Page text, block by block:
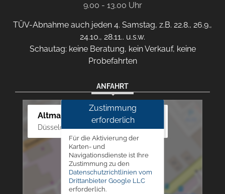
9.00 - 13.00 Uhr
TÜV-Abnahme auch jeden 4. Samstag, z.B. 22.8., 26.9.,
24.10., 28.11.. u.s.w.
Schautag: keine Beratung, kein Verkauf, keine
Probefahrten
ANFAHRT
Altmann Autoland
Düsseldorfer Str. 69 - 79, 42781 Haan
Zustimmung
erforderlich
Für die Aktivierung der
Karten- und
Navigationsdienste ist Ihre
Zustimmung zu den
Datenschutzrichtlinien vom
Drittanbieter Google LLC
erforderlich.